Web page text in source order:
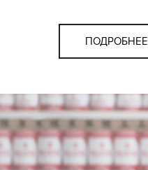
ПОДРОБНЕЕ